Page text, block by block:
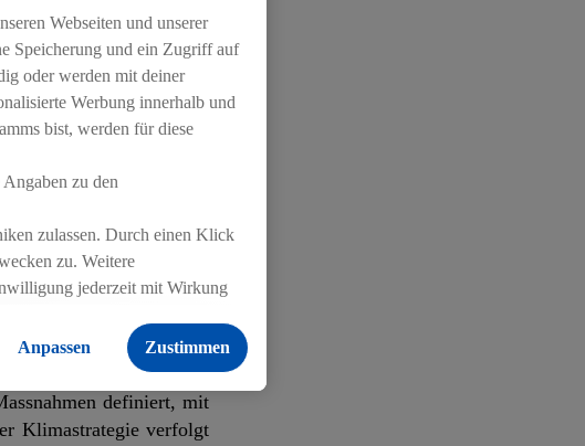
Damit haben die
der Lidl-Eigenmarke
den Transport und die
Nebeneffekten wie
bietet Lidl Schweiz
definiert, mit
Klimastrategie verfolgt
Webseiten und unserer
Speicherung und ein Zugriff auf
oder werden mit deiner
Werbung innerhalb und
bist, werden für diese
zu den
zulassen. Durch einen Klick
zu. Weitere
jederzeit mit Wirkung
Anpassen Zustimmen